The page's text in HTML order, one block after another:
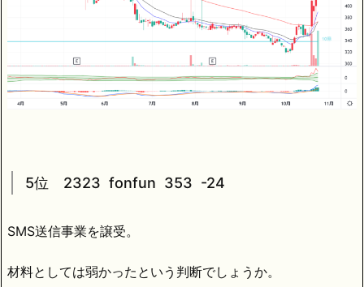
5位 2323 fonfun 353 -24
SMS送信事業を譲受。
材料としては弱かったという判断でしょうか。